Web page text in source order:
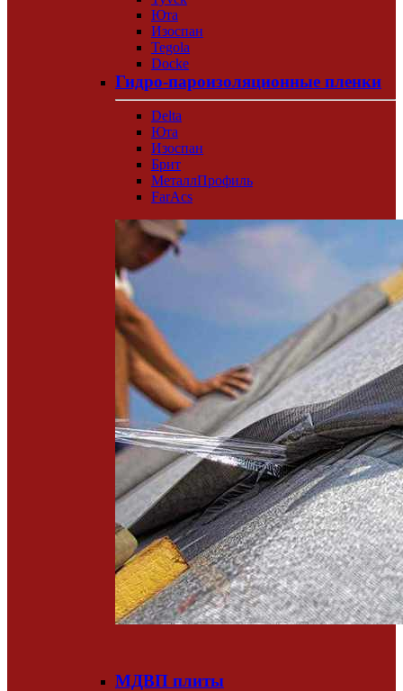
Юта
Изоспан
Tegola
Docke
Гидро-пароизоляционные пленки
Delta
Юта
Изоспан
Брит
МеталлПрофиль
FarAcs
МДВП плиты